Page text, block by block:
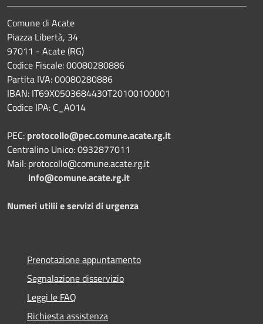
Comune di Acate
Piazza Libertà, 34
97011 - Acate (RG)
Codice Fiscale: 00080280886
Partita IVA: 00080280886
IBAN: IT69X0503684430T20100100001
Codice IPA: C_A014
PEC: protocollo@pec.comune.acate.rg.it
Centralino Unico: 0932877011
Mail: protocollo@comune.acate.rg.it
info@comune.acate.rg.it
Numeri utilii e servizi di urgenza
Prenotazione appuntamento
Segnalazione disservizio
Leggi le FAQ
Richiesta assistenza